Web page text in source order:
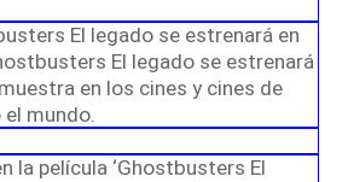
El legado se estrenará en
El legado se estrenará
en los cines y cines de
mundo.
la película ‘Ghostbusters El